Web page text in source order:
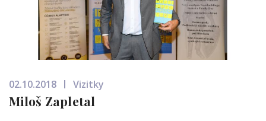
02.10.2018 Vizitky
Miloš Zapletal